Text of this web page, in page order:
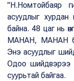
"Н.Номтойбаяр
асуудлыг
байна. 48 цаг нь
МАНАН, МАНАН
Энэ асуудлыг
Одоо шийдвэрээ
суурьтай байгаа.